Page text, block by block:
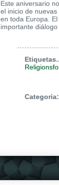
Este aniversario
el inicio de
en toda Europa.
importante
Categoria: